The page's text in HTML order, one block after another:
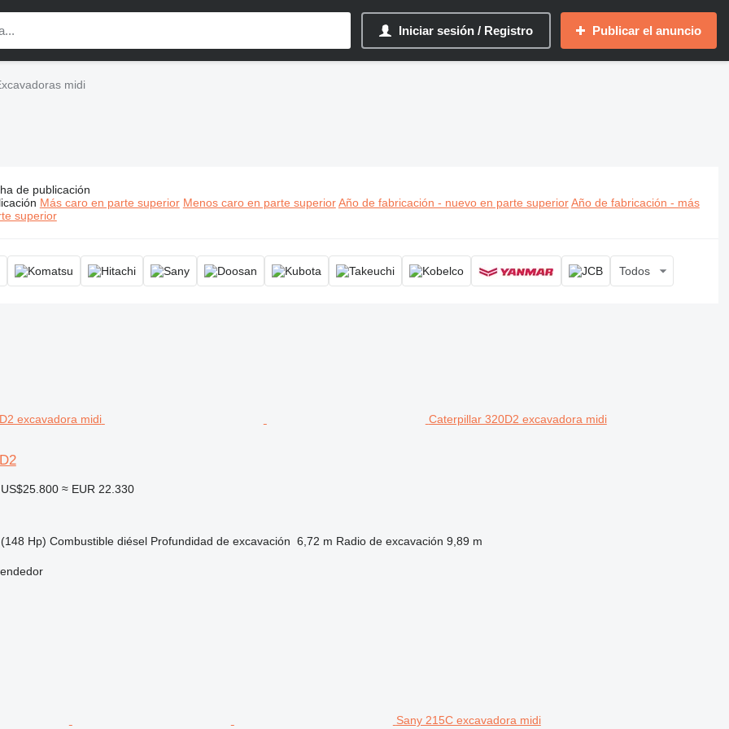
Iniciar sesión / Registro Publicar el anuncio
midi
Excavadoras midi, excavadora mediana, excavadora estándar, excavadora de tamaño medio
de publicación
Más caro en parte superior Menos caro en parte superior Año de fabricación - nuevo en parte superior Año de fabricación - más
superior
Todos
Caterpillar 320D2 excavadora midi
US$25.800 ≈ EUR 22.330
Hp) Combustible diésel Profundidad de excavación 6,72 m Radio de excavación 9,89 m
Sany 215C excavadora midi